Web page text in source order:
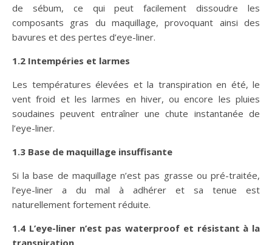
de sébum, ce qui peut facilement dissoudre les
composants gras du maquillage, provoquant ainsi des
bavures et des pertes d’eye-liner.
1.2 Intempéries et larmes
Les températures élevées et la transpiration en été, le
vent froid et les larmes en hiver, ou encore les pluies
soudaines peuvent entraîner une chute instantanée de
l’eye-liner.
1.3 Base de maquillage insuffisante
Si la base de maquillage n’est pas grasse ou pré-traitée,
l’eye-liner a du mal à adhérer et sa tenue est
naturellement fortement réduite.
1.4 L’eye-liner n’est pas waterproof et résistant à la
transpiration